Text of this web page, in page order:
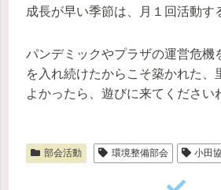
成長が早い季節は、月１回活動す
パンデミックやプラザの運営危機
を入れ続けたからこそ築かれた、
よかったら、遊びに来てください
部会活動 環境整備部会 小田